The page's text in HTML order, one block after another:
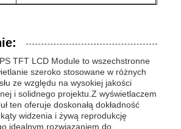
TFT LCD Module to wszechstronne
szeroko stosowane w różnych
ze względu na wysokiej jakości
i solidnego projektu.Z wyświetlaczem
ten oferuje doskonałą dokładność
widzenia i żywą reprodukcję
idealnym rozwiązaniem do